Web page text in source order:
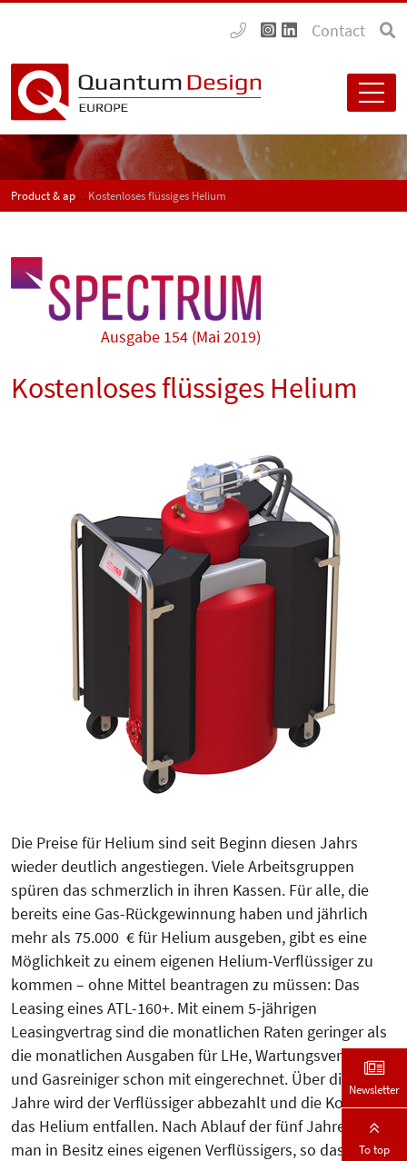
Contact
Product & application news - SPECTRUMKostenloses flüssiges Helium
Ausgabe 154 (Mai 2019)
Kostenloses flüssiges Helium
Die Preise für Helium sind seit Beginn diesen Jahrs
wieder deutlich angestiegen. Viele Arbeitsgruppen
spüren das schmerzlich in ihren Kassen. Für alle, die
bereits eine Gas-Rückgewinnung haben und jährlich
mehr als 75.000 € für Helium ausgeben, gibt es eine
Möglichkeit zu einem eigenen Helium-Verflüssiger zu
kommen – ohne Mittel beantragen zu müssen: Das
Leasing eines ATL-160+. Mit einem 5-jährigen
Leasingvertrag sind die monatlichen Raten geringer als
die monatlichen Ausgaben für LHe, Wartungsvertrag
und Gasreiniger schon mit eingerechnet. Über die fünf
Jahre wird der Verflüssiger abbezahlt und die Kosten für
das Helium entfallen. Nach Ablauf der fünf Jahre ist
man in Besitz eines eigenen Verflüssigers, so dass auch
Newsletter
To top